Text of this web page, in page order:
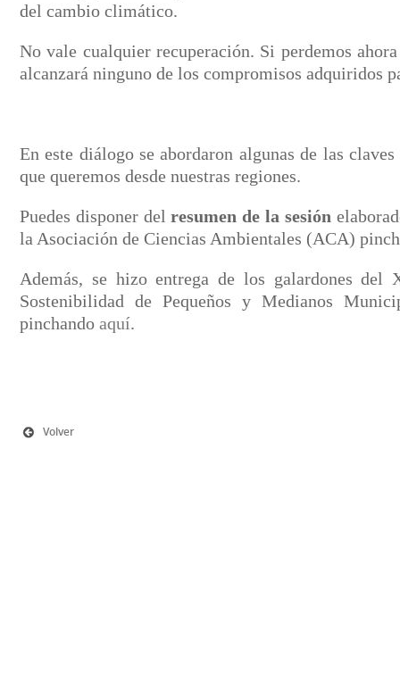
del cambio climático.
No vale cualquier recuperación. Si perdemos
alcanzará ninguno de los compromisos adquiridos
En este diálogo se abordaron algunas de las
que queremos desde nuestras regiones.
Puedes disponer delresumen de la sesión
la Asociación de Ciencias Ambientales (ACA)
Además, se hizo entrega de los galardones del
Sostenibilidad de Pequeños y Medianos
pinchando aquí.
Volver